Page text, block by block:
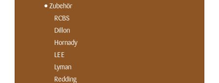
Zubehör
RCBS
Dillon
Hornady
LEE
Lyman
Redding